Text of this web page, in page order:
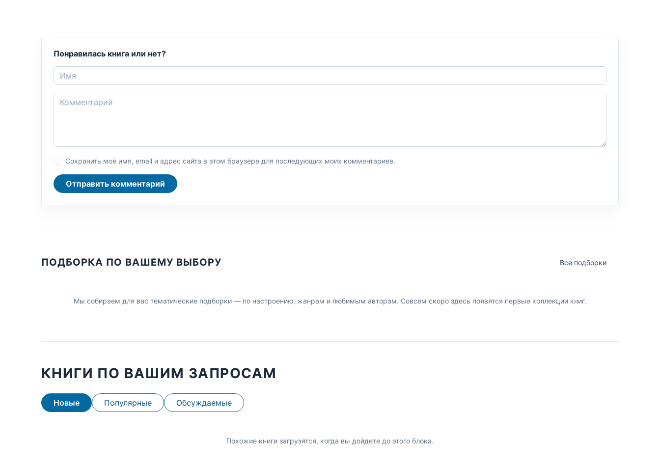
Понравилась книга или нет?
Сохранить моё имя, email и адрес сайта в этом браузере для последующих моих комментариев.
Отправить комментарий
ПОДБОРКА ПО ВАШЕМУ ВЫБОРУ Все подборки
Мы собираем для вас тематические подборки — по настроению, жанрам и любимым авторам. Совсем скоро здесь появятся первые коллекции книг.
КНИГИ ПО ВАШИМ ЗАПРОСАМ
Новые Популярные Обсуждаемые
Похожие книги загрузятся, когда вы дойдете до этого блока.